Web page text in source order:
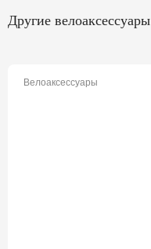
Другие велоаксессуары
Велоаксессуары